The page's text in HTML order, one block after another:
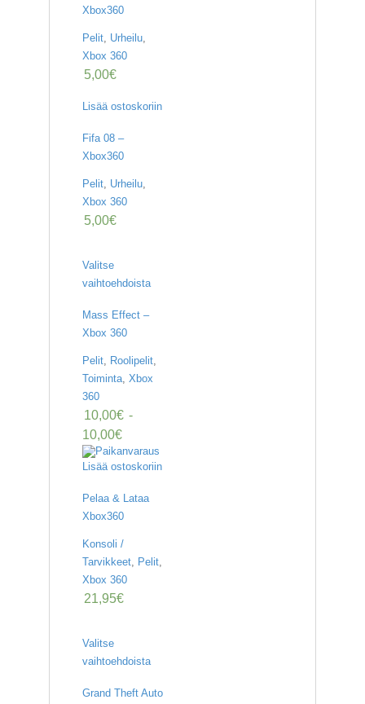
Xbox360
Pelit, Urheilu,
Xbox 360
5,00€
Lisää ostoskoriin
Fifa 08 –
Xbox360
Pelit, Urheilu,
Xbox 360
5,00€
Valitse
vaihtoehdoista
Mass Effect –
Xbox 360
Pelit, Roolipelit,
Toiminta, Xbox
360
10,00€ -
10,00€
Lisää ostoskoriin
Pelaa & Lataa
Xbox360
Konsoli /
Tarvikkeet, Pelit,
Xbox 360
21,95€
Valitse
vaihtoehdoista
Grand Theft Auto